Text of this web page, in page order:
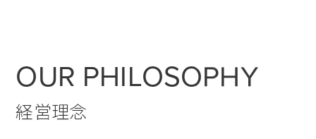
OUR PHILOSOPHY
経営理念